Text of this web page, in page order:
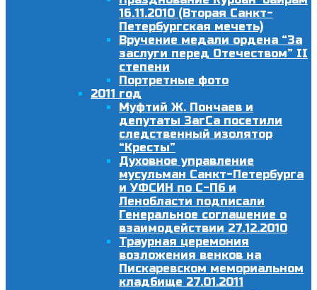
16.11.2010 (Вторая Санкт-
Петербургская мечеть)
Вручение медали ордена “За
заслуги перед Отечеством” II
степени
Портретные фото
2011 год
Муфтий Ж. Пончаев и
депутаты ЗагСа посетили
следственный изолятор
“Кресты”
Духовное управление
мусульман Санкт-Петербурга
и УФСИН по С-Пб и
Ленобласти подписали
Генеральное соглашение о
взаимодействии 27.12.2010
Траурная церемония
возложения венков на
Пискаревском мемориальном
кладбище 27.01.2011